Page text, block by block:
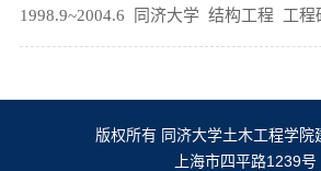
1998.9~2004.6  同济大学  结构工程  工程
版权所有 同济大学土木工程学院
上海市四平路1239号